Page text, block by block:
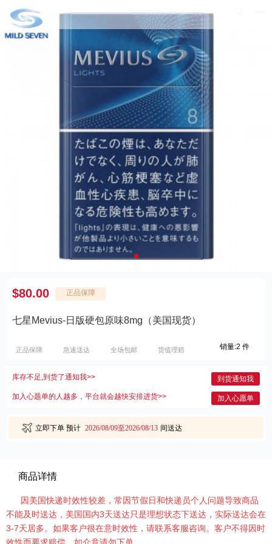
 详情
$80.00 正品保障
七星Mevius-日版硬包原味8mg（美国现货）
正品保障 急速送达 全场包邮 货值理赔 销量:2 件
库存不足,到货了通知我>> 到货通知我
加入心题单的人越多，平台就会越快安排进货>> 加入心愿单
立即下单 预计 2026/08/09至2026/08/13 间送达
商品详情
因美国快递时效性较差，常因节假日和快递员个人问题导致商品
不能及时送达，美国国内3天送达只是理想状态下送达，实际送达会在
3-7天居多。如果客户很在意时效性，请联系客服咨询。客户不得因时